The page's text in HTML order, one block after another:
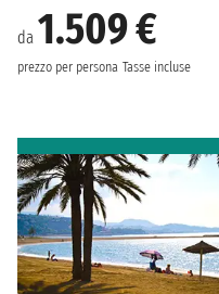
da 1.509 €
prezzo per persona Tasse incluse